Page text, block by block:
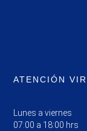
ATENCIÓN
Lunes a viernes
07:00 a 18:00 hrs